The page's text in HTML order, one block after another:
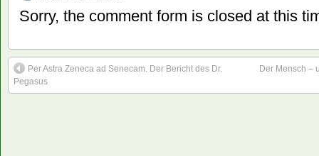
Sorry, the comment form is closed at this
Per Astra Zeneca ad Senecam. Der Bericht des Dr.
Pegasus
Der Mensch –